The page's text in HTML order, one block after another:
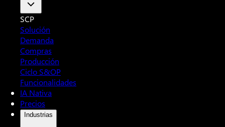
SCP
Solución
Demanda
Compras
Producción
Ciclo S&OP
Funcionalidades
IA Nativa
Precios
Industrias